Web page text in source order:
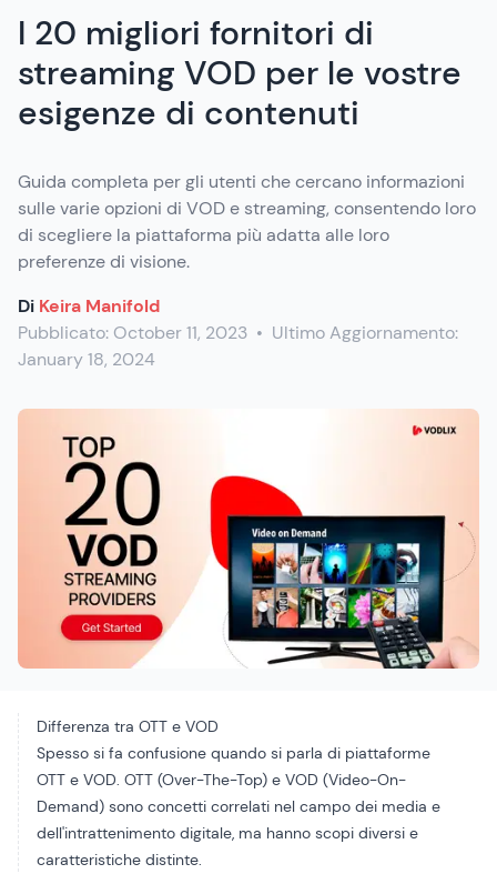
I 20 migliori fornitori di
streaming VOD per le vostre
esigenze di contenuti
Guida completa per gli utenti che cercano informazioni
sulle varie opzioni di VOD e streaming, consentendo loro
di scegliere la piattaforma più adatta alle loro
preferenze di visione.
Di Keira Manifold
Pubblicato: October 11, 2023 • Ultimo Aggiornamento:
January 18, 2024
Differenza tra OTT e VOD
Spesso si fa confusione quando si parla di piattaforme
OTT e VOD. OTT (Over-The-Top) e VOD (Video-On-
Demand) sono concetti correlati nel campo dei media e
dell'intrattenimento digitale, ma hanno scopi diversi e
caratteristiche distinte.